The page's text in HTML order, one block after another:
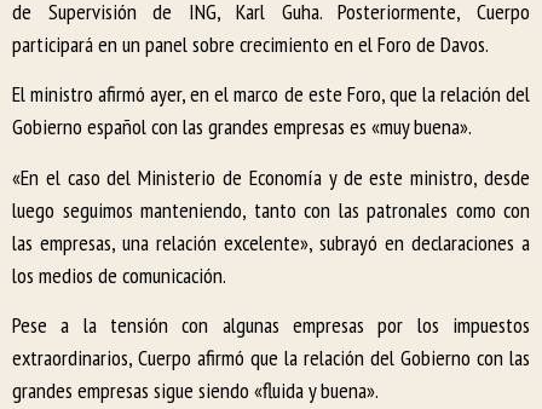
de Supervisión de ING, Karl Guha. Posteriormente, Cuerpo
participará en un panel sobre crecimiento en el Foro de Davos.
El ministro afirmó ayer, en el marco de este Foro, que la relación del
Gobierno español con las grandes empresas es «muy buena».
«En el caso del Ministerio de Economía y de este ministro, desde
luego seguimos manteniendo, tanto con las patronales como con
las empresas, una relación excelente», subrayó en declaraciones a
los medios de comunicación.
Pese a la tensión con algunas empresas por los impuestos
extraordinarios, Cuerpo afirmó que la relación del Gobierno con las
grandes empresas sigue siendo «fluida y buena».